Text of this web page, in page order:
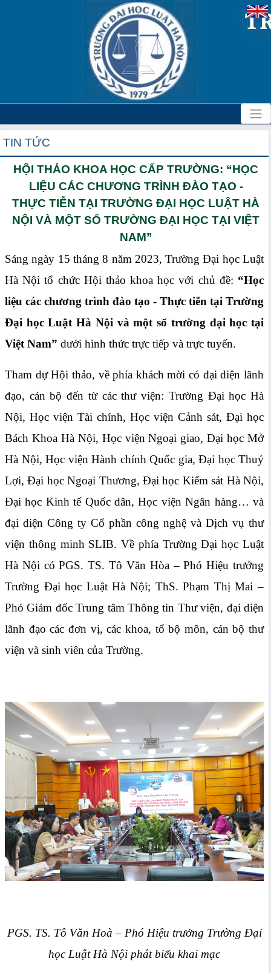
TIN TỨC
HỘI THẢO KHOA HỌC CẤP TRƯỜNG: “HỌC
LIỆU CÁC CHƯƠNG TRÌNH ĐÀO TẠO -
THỰC TIỄN TẠI TRƯỜNG ĐẠI HỌC LUẬT HÀ
NỘI VÀ MỘT SỐ TRƯỜNG ĐẠI HỌC TẠI VIỆT
NAM”
Sáng ngày 15 tháng 8 năm 2023, Trường Đại học Luật
Hà Nội tổ chức Hội thảo khoa học với chủ đề: “Học
liệu các chương trình đào tạo - Thực tiễn tại Trường
Đại học Luật Hà Nội và một số trường đại học tại
Việt Nam” dưới hình thức trực tiếp và trực tuyến.
Tham dự Hội thảo, về phía khách mời có đại diện lãnh
đạo, cán bộ đến từ các thư viện: Trường Đại học Hà
Nội, Học viện Tài chính, Học viện Cảnh sát, Đại học
Bách Khoa Hà Nội, Học viện Ngoại giao, Đại học Mở
Hà Nội, Học viện Hành chính Quốc gia, Đại học Thuỷ
Lợi, Đại học Ngoại Thương, Đại học Kiểm sát Hà Nội,
Đại học Kinh tế Quốc dân, Học viện Ngân hàng… và
đại diện Công ty Cổ phần công nghệ và Dịch vụ thư
viện thông minh SLIB. Về phía Trường Đại học Luật
Hà Nội có PGS. TS. Tô Văn Hòa – Phó Hiệu trưởng
Trường Đại học Luật Hà Nội; ThS. Phạm Thị Mai –
Phó Giám đốc Trung tâm Thông tin Thư viện, đại diện
lãnh đạo các đơn vị, các khoa, tổ bộ môn, cán bộ thư
viện và sinh viên của Trường.
PGS. TS. Tô Văn Hoà – Phó Hiệu trưởng Trường Đại
học Luật Hà Nội phát biểu khai mạc